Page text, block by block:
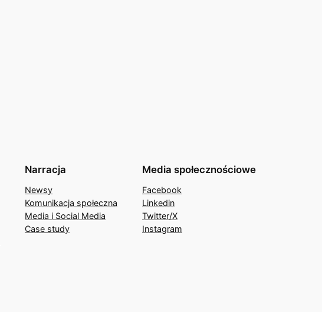
Narracja
Newsy
Komunikacja społeczna
Media i Social Media
Case study
Media społecznościowe
Facebook
Linkedin
Twitter/X
Instagram